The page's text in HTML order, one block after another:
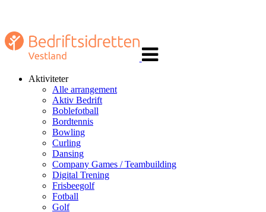
navigasjon
Aktiviteter
Alle arrangement
Aktiv Bedrift
Boblefotball
Bordtennis
Bowling
Curling
Dansing
Company Games / Teambuilding
Digital Trening
Frisbeegolf
Fotball
Golf